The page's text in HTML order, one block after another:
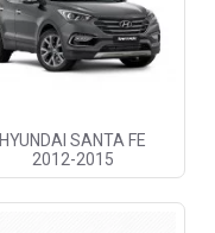
HYUNDAI SANTA FE
2012-2015